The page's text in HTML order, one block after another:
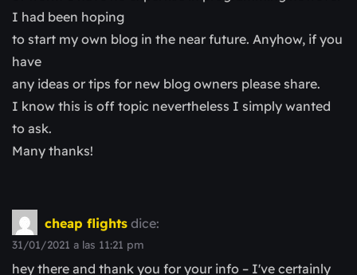
I had been hoping
to start my own blog in the near future. Anyhow, if you
have
any ideas or tips for new blog owners please share.
I know this is off topic nevertheless I simply wanted
to ask.
Many thanks!
cheap flights dice:
31/01/2021 a las 11:21 pm
hey there and thank you for your info – I've certainly